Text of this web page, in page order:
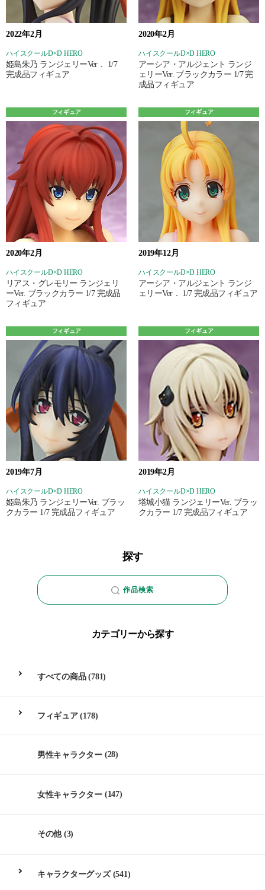
2022年2月
ハイスクールD×D HERO
姫島朱乃 ランジェリーVer． 1/7
完成品フィギュア
2020年2月
ハイスクールD×D HERO
アーシア・アルジェント ランジ
ェリーVer. ブラックカラー 1/7 完
成品フィギュア
フィギュア
2020年2月
ハイスクールD×D HERO
リアス・グレモリー ランジェリ
ーVer. ブラックカラー 1/7 完成品
フィギュア
フィギュア
2019年12月
ハイスクールD×D HERO
アーシア・アルジェント ランジ
ェリーVer． 1/7 完成品フィギュア
フィギュア
2019年7月
ハイスクールD×D HERO
姫島朱乃 ランジェリーVer. ブラッ
クカラー 1/7 完成品フィギュア
フィギュア
2019年2月
ハイスクールD×D HERO
塔城小猫 ランジェリーVer. ブラッ
クカラー 1/7 完成品フィギュア
探す
作品検索
カテゴリーから探す
すべての商品(781)
フィギュア(178)
男性キャラクター (28)
女性キャラクター (147)
その他(3)
キャラクターグッズ(541)